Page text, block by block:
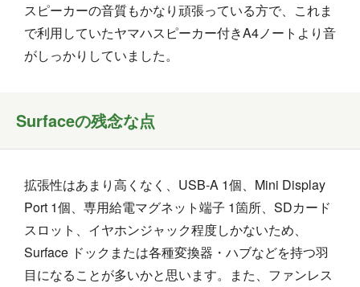
スピーカーの音質もかなり頑張っている方で、これま
で利用していたヤマハスピーカー付きA4ノートより音
がしっかりしていました。
Surfaceの残念な点
拡張性はあまり高くなく、USB-A 1個、Mini Display
Port 1個、専用給電マグネット端子 1箇所、SDカード
スロット、イヤホンジャック程度しかないため、
Surface ドックまたは各種変換器・ハブなどを持つ羽
目になることが多いかと思います。また、ファンレス